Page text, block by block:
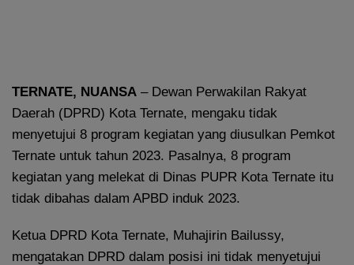
TERNATE, NUANSA – Dewan Perwakilan Rakyat
Daerah (DPRD) Kota Ternate, mengaku tidak
menyetujui 8 program kegiatan yang diusulkan Pemkot
Ternate untuk tahun 2023. Pasalnya, 8 program
kegiatan yang melekat di Dinas PUPR Kota Ternate itu
tidak dibahas dalam APBD induk 2023.
Ketua DPRD Kota Ternate, Muhajirin Bailussy,
mengatakan DPRD dalam posisi ini tidak menyetujui